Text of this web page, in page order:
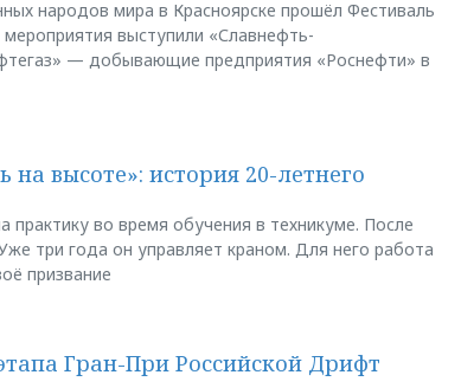
народов мира в Красноярске прошёл Фестиваль
выступили «Славнефть-
— добывающие предприятия «Роснефти» в
на высоте»: история 20-летнего
во время обучения в техникуме. После
три года он управляет краном. Для него работа
призвание
Гран-При Российской Дрифт